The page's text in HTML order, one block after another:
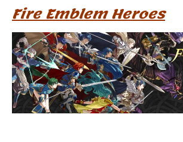
Fire Emblem Heroes